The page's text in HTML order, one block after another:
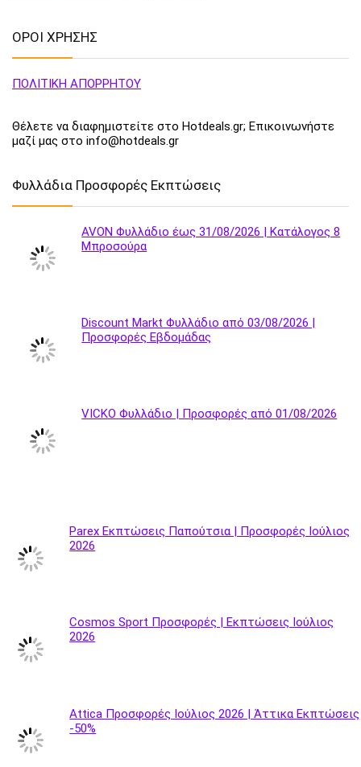
ΟΡΟΙ ΧΡΗΣΗΣ
ΠΟΛΙΤΙΚΗ ΑΠΟΡΡΗΤΟΥ
Θέλετε να διαφημιστείτε στο Hotdeals.gr; Επικοινωνήστε
μαζί μας στο info@hotdeals.gr
Φυλλάδια Προσφορές Εκπτώσεις
AVON Φυλλάδιο έως 31/08/2026 | Κατάλογος 8
Μπροσούρα
Discount Markt Φυλλάδιο από 03/08/2026 |
Προσφορές Εβδομάδας
VICKO Φυλλάδιο | Προσφορές από 01/08/2026
Parex Εκπτώσεις Παπούτσια | Προσφορές Ιούλιος
2026
Cosmos Sport Προσφορές | Εκπτώσεις Ιούλιος
2026
Attica Προσφορές Ιούλιος 2026 | Άττικα Εκπτώσεις
-50%